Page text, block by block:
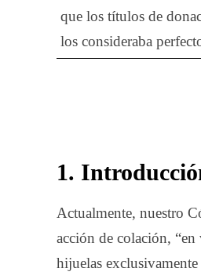
que los títulos de
los consideraba
1.
Actualmente, nuestro
acción de colación, “en
hijuelas